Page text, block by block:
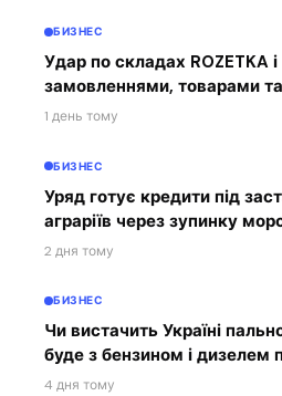
БИЗНЕС
Удар по складах ROZETKA
замовленнями, товарами
1 день тому
БИЗНЕС
Уряд готує кредити під
аграріїв через зупинку
2 дня тому
БИЗНЕС
Чи вистачить Україні
буде з бензином і дизелем
4 дня тому